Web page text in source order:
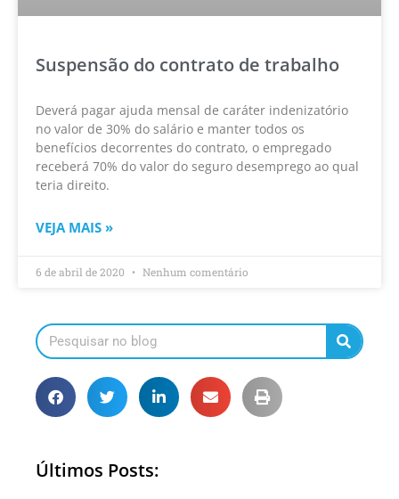
Suspensão do contrato de trabalho
Deverá pagar ajuda mensal de caráter indenizatório
no valor de 30% do salário e manter todos os
benefícios decorrentes do contrato, o empregado
receberá 70% do valor do seguro desemprego ao qual
teria direito.
VEJA MAIS »
6 de abril de 2020 Nenhum comentário
Últimos Posts: